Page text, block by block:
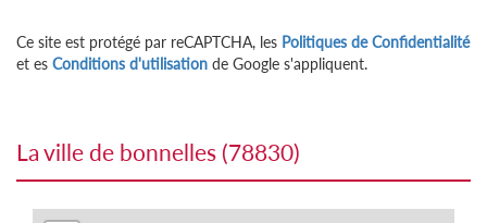
Ce site est protégé par reCAPTCHA, les Politiques de Confidentialité
et es Conditions d'utilisation de Google s'appliquent.
la ville de bonnelles (78830)